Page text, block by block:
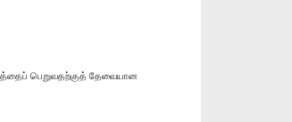
பெறுவதற்குத் தேவையான